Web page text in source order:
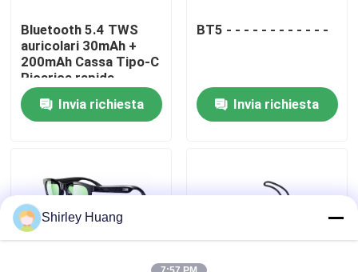
Contattaci
Notizie
Chiedi un preventivo
Tastiera e topo di computer metallici
Bluetooth 5.4 TWS
auricolari 30mAh +
200mAh Cassa Tipo-C
Ricarica rapida
Invia richiesta
BT5 - - - - - - - - - - - -
Invia richiesta
Shirley Huang